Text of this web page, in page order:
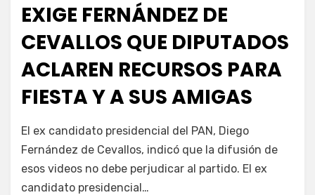
EXIGE FERNÁNDEZ DE
CEVALLOS QUE DIPUTADOS
ACLAREN RECURSOS PARA
FIESTA Y A SUS AMIGAS
Enrique
El ex candidato presidencial del PAN, Diego
Fernández de Cevallos, indicó que la difusión de
esos videos no debe perjudicar al partido. El ex
candidato presidencial…